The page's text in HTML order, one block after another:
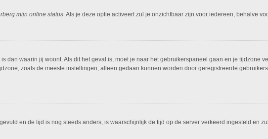
mijn online status. Als je deze optie activeert zul je onzichtbaar zijn voor iedereen, behalve
dan waarin jij woont. Als dit het geval is, moet je naar het gebruikerspaneel gaan en je tijdzone
zoals de meeste instellingen, alleen gedaan kunnen worden door geregistreerde
en de tijd is nog steeds anders, is waarschijnlijk de tijd op de server verkeerd ingesteld en